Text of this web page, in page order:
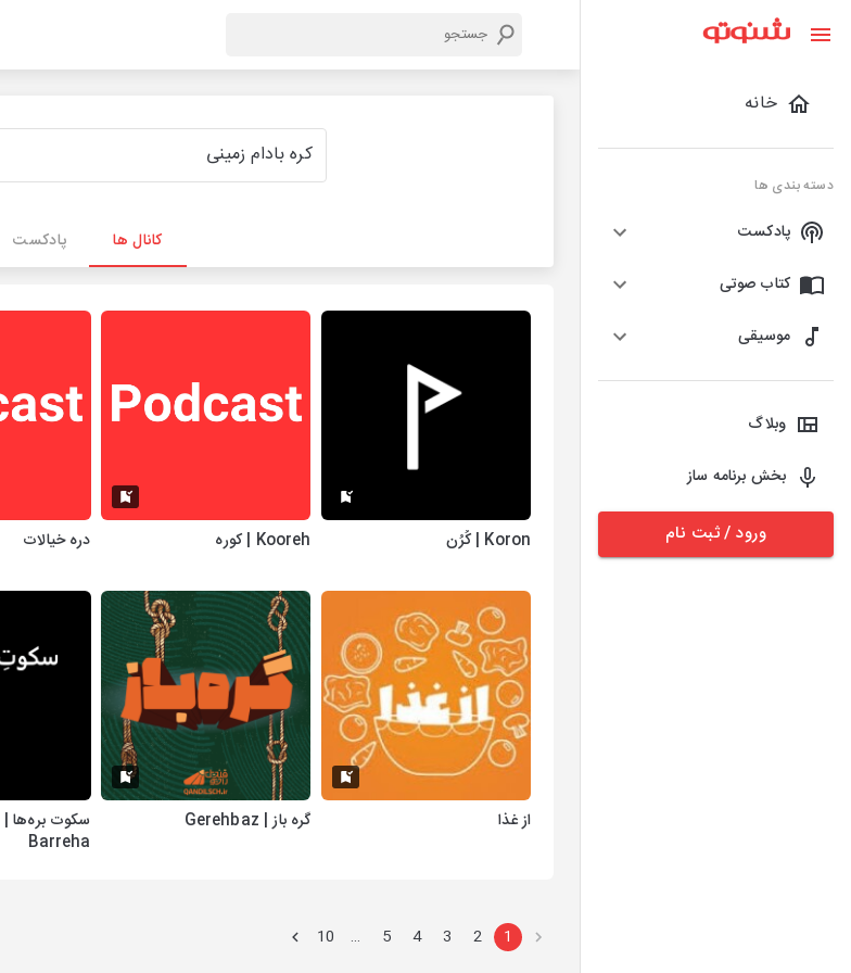
خانه
دسته بندی ها
پادکست
کتاب صوتی
موسیقی
وبلاگ
بخش برنامه ساز
ورود / ثبت نام
کانال ها پادکست
Koron | کُرُن Kooreh | کوره دره خیالات
از غذا گره باز | Gerehbaz
Barreha
1
2
3
4
5
…
10